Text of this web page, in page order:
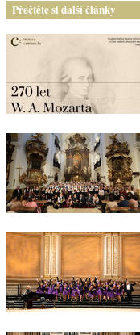
Přečtěte si další články